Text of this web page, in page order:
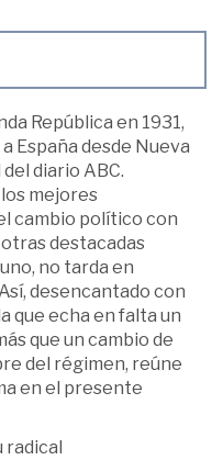
República en 1931,
España desde Nueva
diario ABC.
mejores
cambio político con
destacadas
no tarda en
desencantado con
que echa en falta un
que un cambio de
del régimen, reúne
en el presente
radical